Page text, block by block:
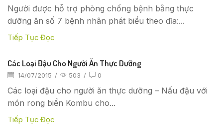
Người được hỗ trợ phòng chống bệnh bằng thực
dưỡng ăn số 7 bệnh nhân phát biểu theo dĩa:...
Tiếp Tục Đọc
Các Loại Đậu Cho Người Ăn Thực Dưỡng
14/07/2015 / 503 / 0
Các loại đậu cho người ăn thực dưỡng – Nấu đậu với
món rong biển Kombu cho...
Tiếp Tục Đọc